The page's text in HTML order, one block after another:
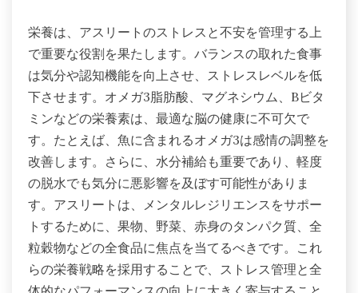
栄養は、アスリートのストレスと不安を管理する上
で重要な役割を果たします。バランスの取れた食事
は気分や認知機能を向上させ、ストレスレベルを低
下させます。オメガ3脂肪酸、マグネシウム、Bビタ
ミンなどの栄養素は、最適な脳の健康に不可欠で
す。たとえば、魚に含まれるオメガ3は感情の調整を
改善します。さらに、水分補給も重要であり、軽度
の脱水でも気分に悪影響を及ぼす可能性がありま
す。アスリートは、メンタルレジリエンスをサポー
トするために、果物、野菜、赤身のタンパク質、全
粒穀物などの全食品に焦点を当てるべきです。これ
らの栄養戦略を採用することで、ストレス管理と全